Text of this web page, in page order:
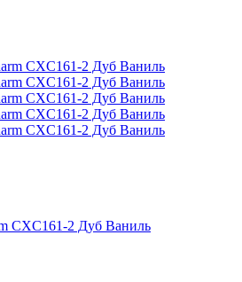
CXC161-2 Дуб Ваниль